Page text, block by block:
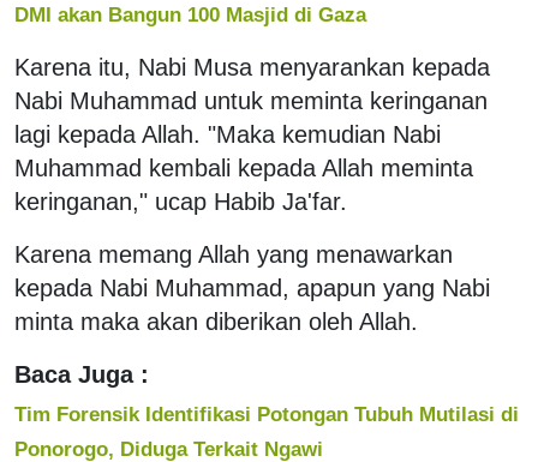
DMI akan Bangun 100 Masjid di Gaza
Karena itu, Nabi Musa menyarankan kepada
Nabi Muhammad untuk meminta keringanan
lagi kepada Allah. "Maka kemudian Nabi
Muhammad kembali kepada Allah meminta
keringanan," ucap Habib Ja'far.
Karena memang Allah yang menawarkan
kepada Nabi Muhammad, apapun yang Nabi
minta maka akan diberikan oleh Allah.
Baca Juga :
Tim Forensik Identifikasi Potongan Tubuh Mutilasi di
Ponorogo, Diduga Terkait Ngawi